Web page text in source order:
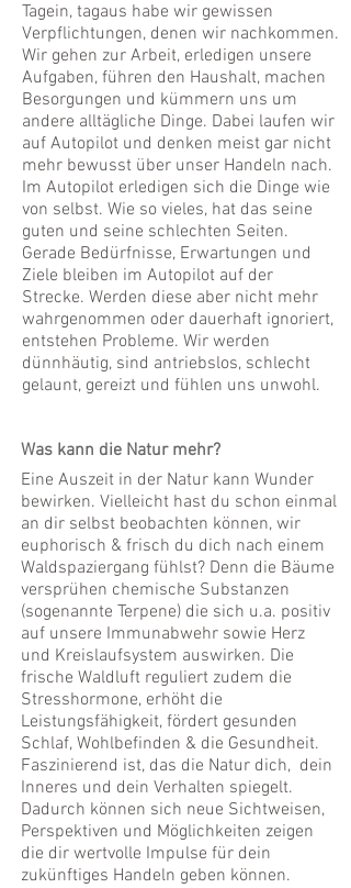
Tagein, tagaus habe wir gewissen
Verpflichtungen, denen wir nachkommen.
Wir gehen zur Arbeit, erledigen unsere
Aufgaben, führen den Haushalt, machen
Besorgungen und kümmern uns um
andere alltägliche Dinge. Dabei laufen wir
auf Autopilot und denken meist gar nicht
mehr bewusst über unser Handeln nach.
Im Autopilot erledigen sich die Dinge wie
von selbst. Wie so vieles, hat das seine
guten und seine schlechten Seiten.
Gerade Bedürfnisse, Erwartungen und
Ziele bleiben im Autopilot auf der
Strecke. Werden diese aber nicht mehr
wahrgenommen oder dauerhaft ignoriert,
entstehen Probleme. Wir werden
dünnhäutig, sind antriebslos, schlecht
gelaunt, gereizt und fühlen uns unwohl.
Was kann die Natur mehr?
Eine Auszeit in der Natur kann Wunder
bewirken. Vielleicht hast du schon einmal
an dir selbst beobachten können, wir
euphorisch & frisch du dich nach einem
Waldspaziergang fühlst? Denn die Bäume
versprühen chemische Substanzen
(sogenannte Terpene) die sich u.a. positiv
auf unsere Immunabwehr sowie Herz
und Kreislaufsystem auswirken. Die
frische Waldluft reguliert zudem die
Stresshormone, erhöht die
Leistungsfähigkeit, fördert gesunden
Schlaf, Wohlbefinden & die Gesundheit.
Faszinierend ist, das die Natur dich, dein
Inneres und dein Verhalten spiegelt.
Dadurch können sich neue Sichtweisen,
Perspektiven und Möglichkeiten zeigen
die dir wertvolle Impulse für dein
zukünftiges Handeln geben können.